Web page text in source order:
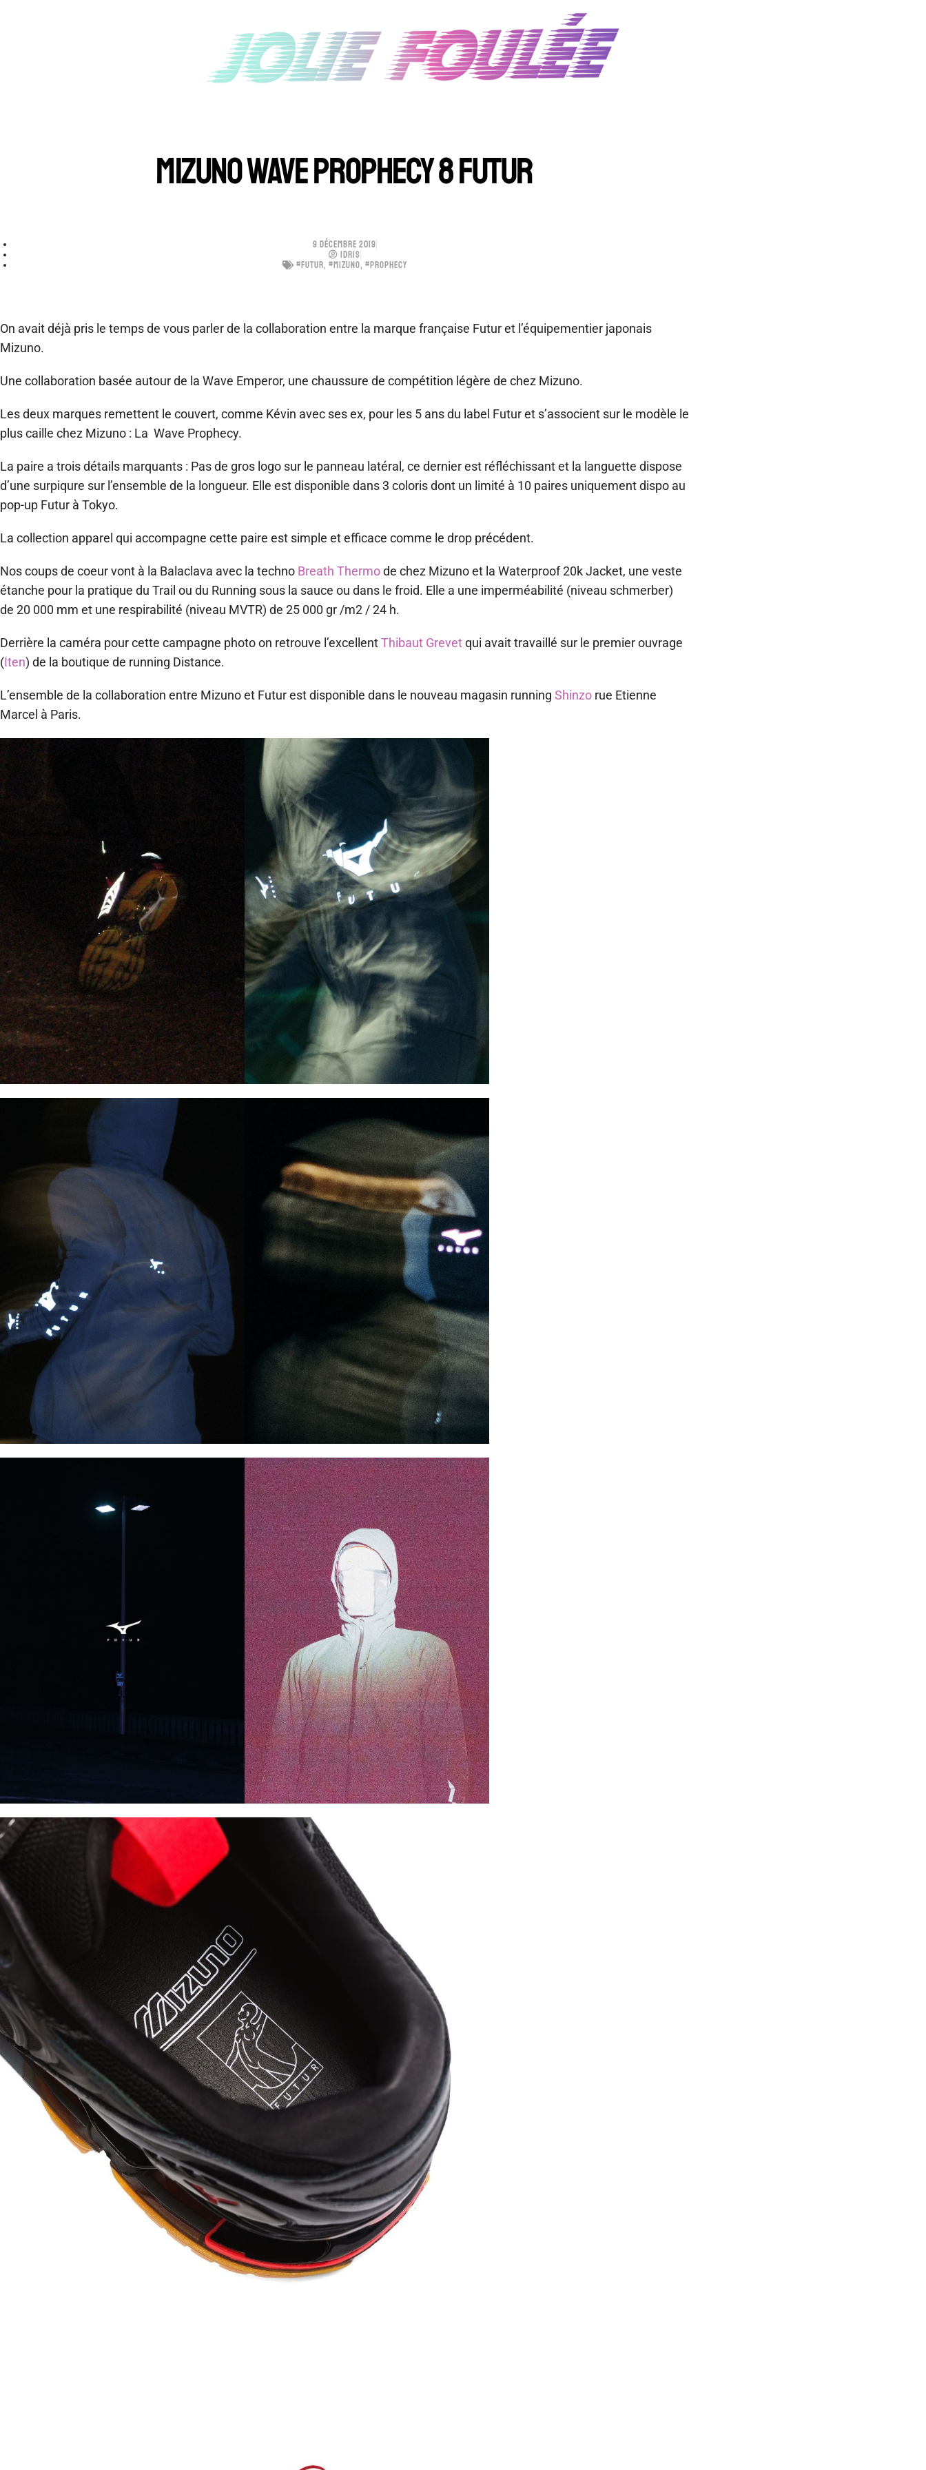
MIZUNO WAVE PROPHECY 8 FUTUR
9 DÉCEMBRE 2019
IDRIS
#FUTUR, #MIZUNO, #PROPHECY
On avait déjà pris le temps de vous parler de la collaboration entre la marque française Futur et l’équipementier japonais
Mizuno.
Une collaboration basée autour de la Wave Emperor, une chaussure de compétition légère de chez Mizuno.
Les deux marques remettent le couvert, comme Kévin avec ses ex, pour les 5 ans du label Futur et s’associent sur le modèle le
plus caille chez Mizuno : La Wave Prophecy.
La paire a trois détails marquants : Pas de gros logo sur le panneau latéral, ce dernier est réfléchissant et la languette dispose
d’une surpiqure sur l’ensemble de la longueur. Elle est disponible dans 3 coloris dont un limité à 10 paires uniquement dispo au
pop-up Futur à Tokyo.
La collection apparel qui accompagne cette paire est simple et efficace comme le drop précédent.
Nos coups de coeur vont à la Balaclava avec la techno Breath Thermode chez Mizuno et la Waterproof 20k Jacket, une veste
étanche pour la pratique du Trail ou du Running sous la sauce ou dans le froid. Elle a une imperméabilité (niveau schmerber)
de 20 000 mm et une respirabilité (niveau MVTR) de 25 000 gr /m2 / 24 h.
Derrière la caméra pour cette campagne photo on retrouve l’excellentThibaut Grevetqui avait travaillé sur le premier ouvrage
(Iten) de la boutique de running Distance.
L’ensemble de la collaboration entre Mizuno et Futur est disponible dans le nouveau magasin running Shinzo rue Etienne
Marcel à Paris.